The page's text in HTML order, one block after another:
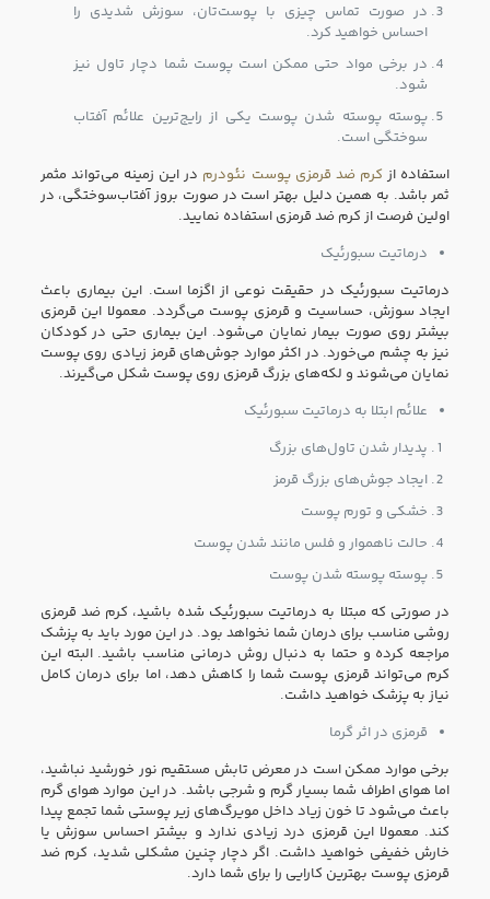
در صورت تماس چیزی با پوست‌تان، سوزش شدیدی را
احساس خواهید کرد.
در برخی مواد حتی ممکن است پوست شما دچار تاول نیز
شود.
پوسته پوسته شدن پوست‌ یکی از رایج‌ترین علائم آفتاب
سوختگی است.
استفاده از کرم ضد قرمزی پوست نئودرم در این زمینه می‌تواند مثمر
ثمر باشد. به همین دلیل بهتر است در صورت بروز آفتاب‌سوختگی، در
اولین فرصت از کرم ضد قرمزی استفاده نمایید.
درماتیت سبورئیک
درماتیت سبورئیک در حقیقت نوعی از اگزما است. این بیماری باعث
ایجاد سوزش، حساسیت و قرمزی پوست می‌گردد. معمولا این قرمزی
بیشتر روی صورت بیمار نمایان می‌شود. این بیماری حتی در کودکان
نیز به چشم می‌خورد. در اکثر موارد جوش‌های قرمز زیادی روی پوست
نمایان می‌شوند و لکه‌های بزرگ قرمزی روی پوست شکل می‌گیرند.
علائم ابتلا به درماتیت سبورئیک
پدیدار شدن تاول‌های بزرگ
ایجاد جوش‌های بزرگ قرمز
خشکی و تورم پوست
حالت ناهموار و فلس مانند شدن پوست
پوسته پوسته شدن پوست
در صورتی که مبتلا به درماتیت سبورئیک شده باشید، کرم ضد قرمزی
روشی مناسب برای درمان شما نخواهد بود. در این مورد باید به پزشک
مراجعه کرده و حتما به دنبال روش درمانی مناسب باشید. البته این
کرم می‌تواند قرمزی پوست شما را کاهش دهد، اما برای درمان کامل
نیاز به پزشک خواهید داشت.
قرمزی در اثر گرما
برخی موارد ممکن است در معرض تابش مستقیم نور خورشید نباشید،
اما هوای اطراف شما بسیار گرم و شرجی باشد. در این موارد هوای گرم
باعث می‌شود تا خون زیاد داخل مویرگ‌های زیر پوستی شما تجمع پیدا
کند. معمولا این قرمزی درد زیادی ندارد و بیشتر احساس سوزش یا
خارش خفیفی خواهید داشت. اگر دچار چنین مشکلی شدید، کرم ضد
قرمزی پوست بهترین کارایی را برای شما دارد.